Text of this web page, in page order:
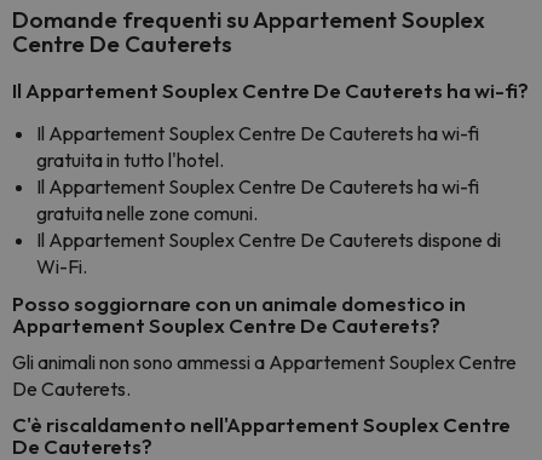
Domande frequenti su Appartement Souplex
Centre De Cauterets
Il Appartement Souplex Centre De Cauterets ha wi-fi?
Il Appartement Souplex Centre De Cauterets ha wi-fi
gratuita in tutto l'hotel.
Il Appartement Souplex Centre De Cauterets ha wi-fi
gratuita nelle zone comuni.
Il Appartement Souplex Centre De Cauterets dispone di
Wi-Fi.
Posso soggiornare con un animale domestico in
Appartement Souplex Centre De Cauterets?
Gli animali non sono ammessi a Appartement Souplex Centre
De Cauterets.
C'è riscaldamento nell'Appartement Souplex Centre
De Cauterets?